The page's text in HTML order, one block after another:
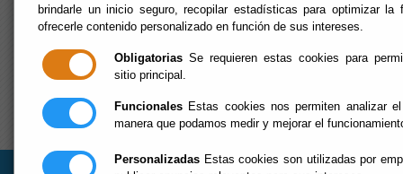
brindarle un inicio seguro, recopilar estadísticas para optimizar la
ofrecerle contenido personalizado en función de sus intereses.
Obligatorias Se requieren estas cookies para
sitio principal.
Funcionales Estas cookies nos permiten analizar
manera que podamos medir y mejorar el
Personalizadas Estas cookies son utilizadas por
Fecha y Hora Oficial
00:36:42